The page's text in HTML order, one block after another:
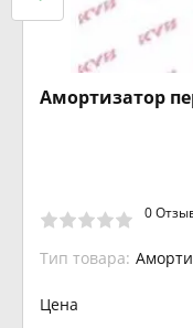
Амортизатор
0
Тип товара:
Цена